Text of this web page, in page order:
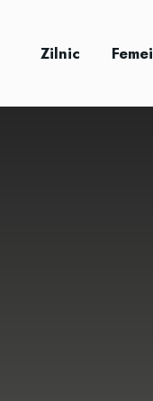
Zilnic Femei